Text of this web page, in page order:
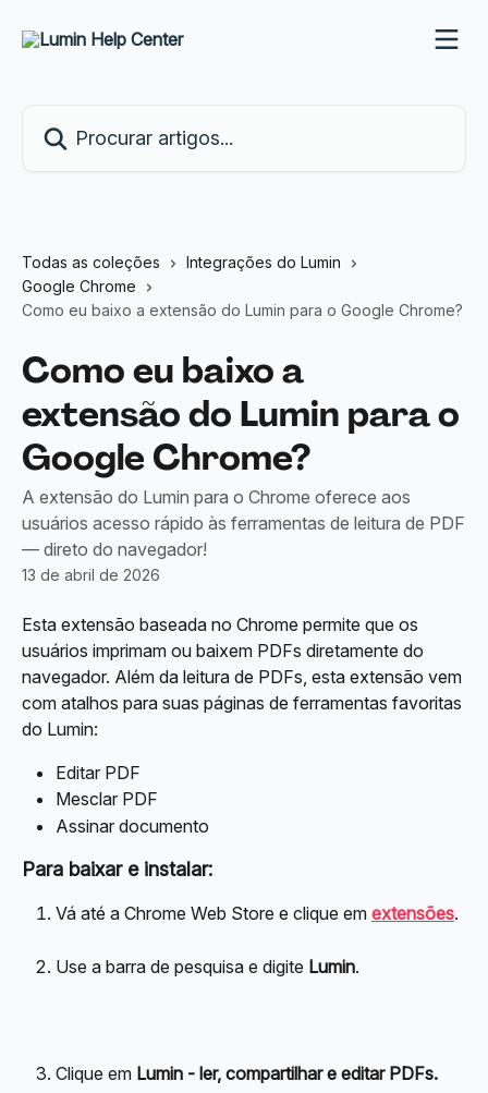
Todas as coleções
Integrações do Lumin
Google Chrome
Como eu baixo a extensão do Lumin para o Google Chrome?
Como eu baixo a
extensão do Lumin para o
Google Chrome?
A extensão do Lumin para o Chrome oferece aos
usuários acesso rápido às ferramentas de leitura de PDF
— direto do navegador!
13 de abril de 2026
Esta extensão baseada no Chrome permite que os
usuários imprimam ou baixem PDFs diretamente do
navegador. Além da leitura de PDFs, esta extensão vem
com atalhos para suas páginas de ferramentas favoritas
do Lumin:
Editar PDF
Mesclar PDF
Assinar documento
Para baixar e instalar:
Vá até a Chrome Web Store e clique em extensões.
Use a barra de pesquisa e digite Lumin.
Clique em Lumin - ler, compartilhar e editar PDFs.